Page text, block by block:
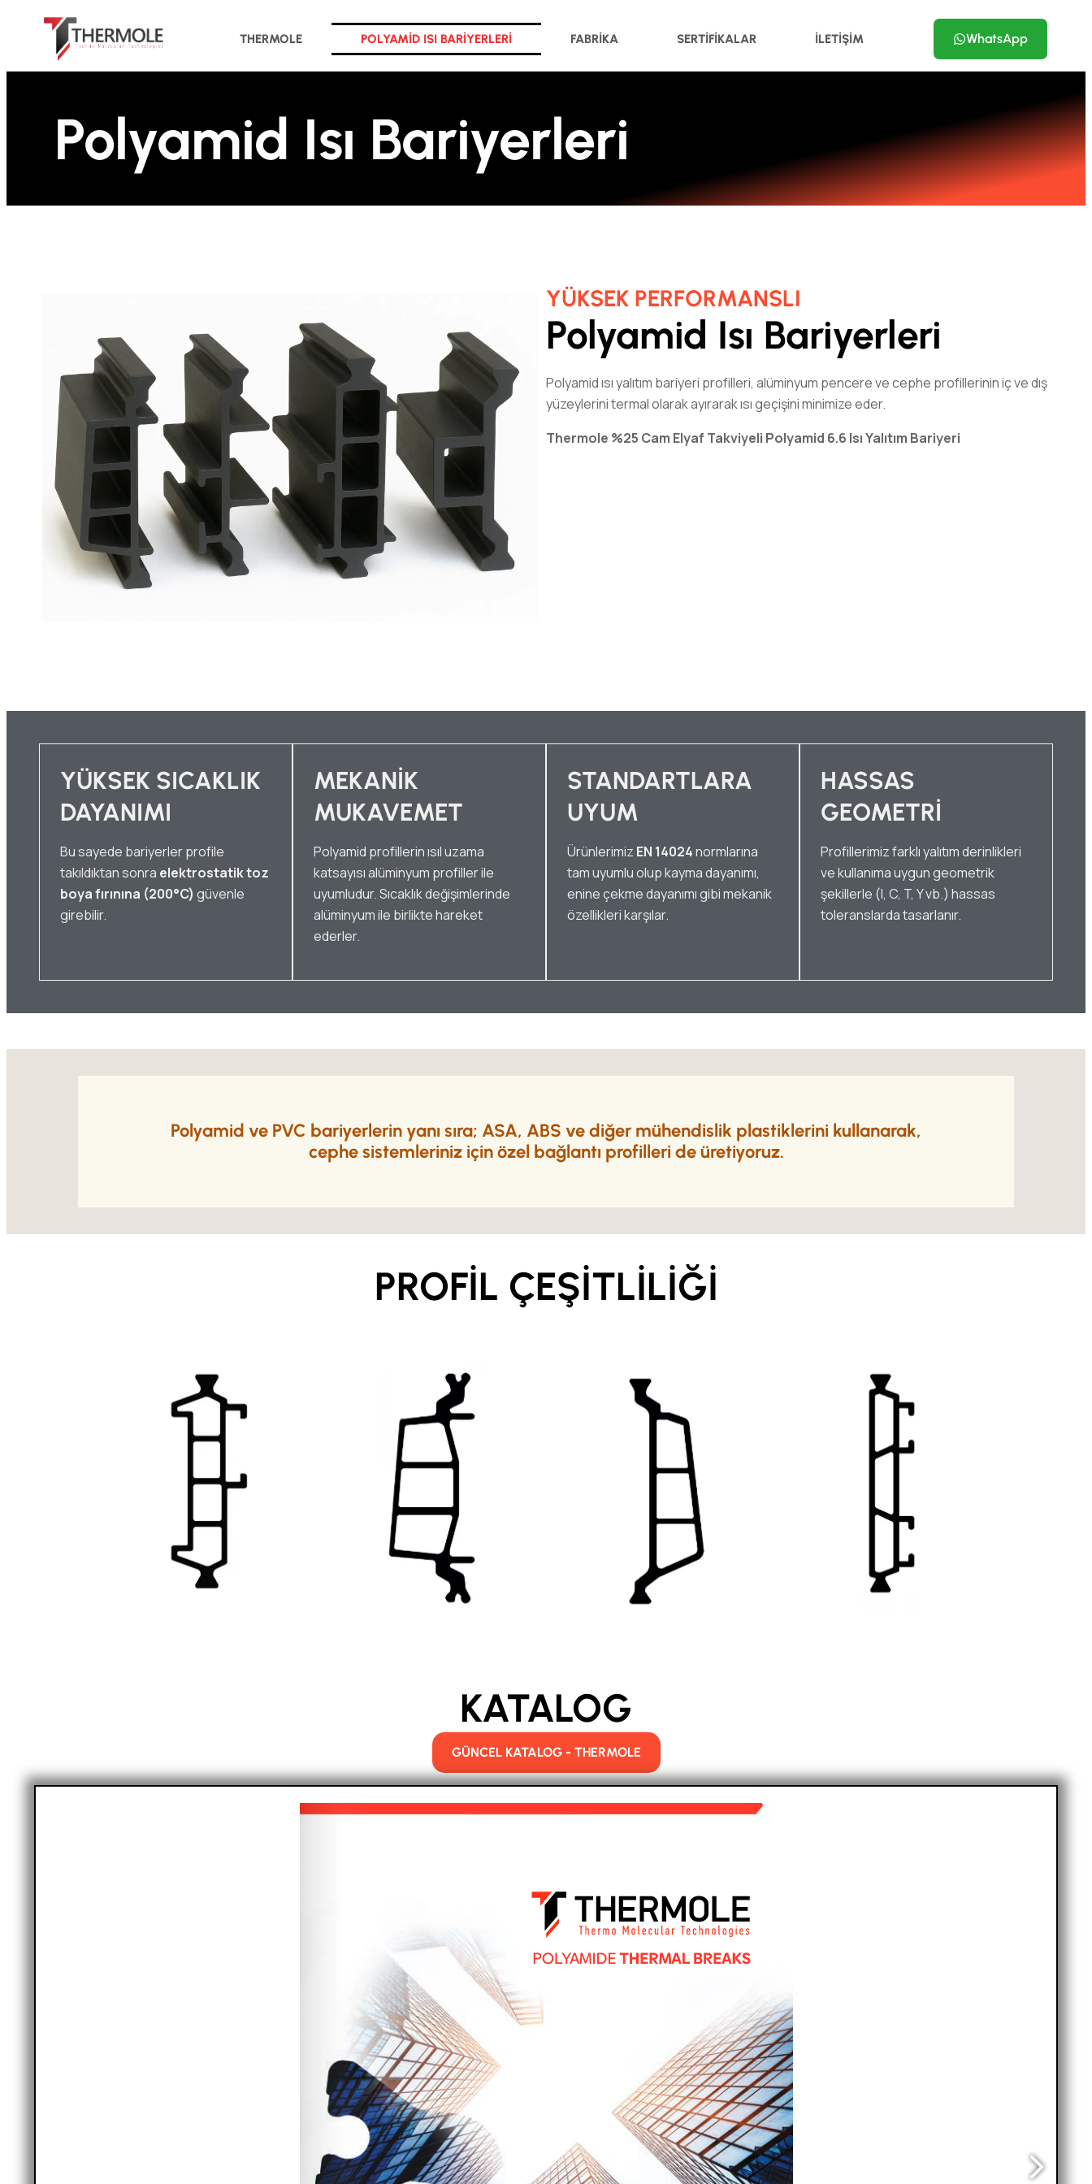
THERMOLE POLYAMID ISI BARIYERLERI FABRIKA SERTIFIKALAR İLETIŞIM WhatsApp
Polyamid Isı Bariyerleri
YÜKSEK PERFORMANSLI
Polyamid Isı Bariyerleri
Polyamid ısı yalıtım bariyeri profilleri, alüminyum pencere ve cephe profillerinin iç ve dış
yüzeylerini termal olarak ayırarak ısı geçişini minimize eder.
Thermole %25 Cam Elyaf Takviyeli Polyamid 6.6 Isı Yalıtım Bariyeri
YÜKSEK SICAKLIK
DAYANIMI
Bu sayede bariyerler profile
takıldıktan sonra elektrostatik toz
boya fırınına (200°C) güvenle
girebilir.
MEKANIK
MUKAVEMET
Polyamid profillerin ısıl uzama
katsayısı alüminyum profiller ile
uyumludur. Sıcaklık değişimlerinde
alüminyum ile birlikte hareket
ederler.
STANDARTLARA
UYUM
Ürünlerimiz EN 14024normlarına
tam uyumlu olup kayma dayanımı,
enine çekme dayanımı gibi mekanik
özellikleri karşılar.
HASSAS
GEOMETRI
Profillerimiz farklı yalıtım derinlikleri
ve kullanıma uygun geometrik
şekillerle (I, C, T, Y vb.) hassas
toleranslarda tasarlanır.
Polyamid ve PVC bariyerlerin yanı sıra; ASA, ABS ve diğer mühendislik plastiklerini kullanarak,
cephe sistemleriniz için özel bağlantı profilleri de üretiyoruz.
PROFİL ÇEŞİTLİLİĞİ
KATALOG
GÜNCEL KATALOG - THERMOLE